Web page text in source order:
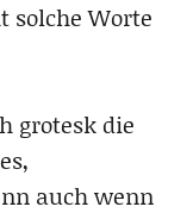
solche Worte
grotesk die
auch wenn